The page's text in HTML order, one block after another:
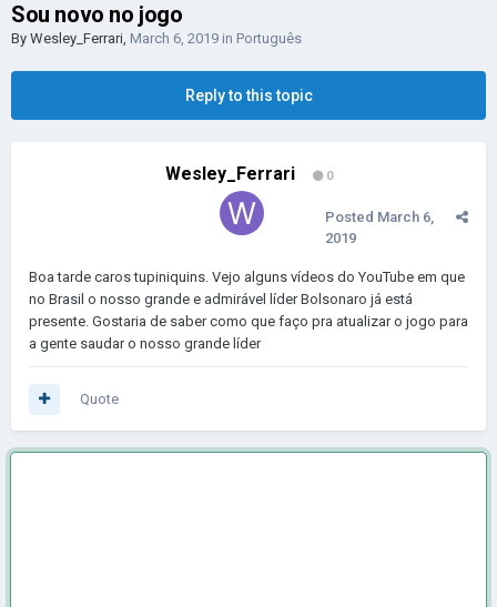
Sou novo no jogo
By Wesley_Ferrari, March 6, 2019 in Português
Reply to this topic
Wesley_Ferrari 0
Posted March 6,
2019
Boa tarde caros tupiniquins. Vejo alguns vídeos do YouTube em que
no Brasil o nosso grande e admirável líder Bolsonaro já está
presente. Gostaria de saber como que faço pra atualizar o jogo para
a gente saudar o nosso grande líder
Quote